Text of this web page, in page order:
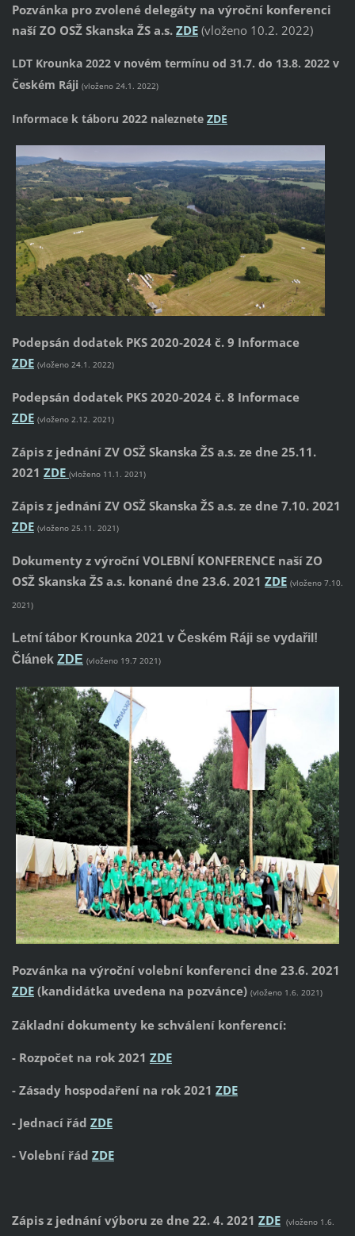
Pozvánka pro zvolené delegáty na výroční konferenci
naší ZO OSŽ Skanska ŽS a.s. ZDE (vloženo 10.2. 2022)
LDT Krounka 2022 v novém termínu od 31.7. do 13.8. 2022 v
Českém Ráji (vloženo 24.1. 2022)
Informace k táboru 2022 naleznete ZDE
Podepsán dodatek PKS 2020-2024 č. 9 Informace
ZDE (vloženo 24.1. 2022)
Podepsán dodatek PKS 2020-2024 č. 8 Informace
ZDE (vloženo 2.12. 2021)
Zápis z jednání ZV OSŽ Skanska ŽS a.s. ze dne 25.11.
2021 ZDE (vloženo 11.1. 2021)
Zápis z jednání ZV OSŽ Skanska ŽS a.s. ze dne 7.10. 2021
ZDE (vloženo 25.11. 2021)
Dokumenty z výroční VOLEBNÍ KONFERENCE naší ZO
OSŽ Skanska ŽS a.s. konané dne 23.6. 2021 ZDE (vloženo 7.10.
2021)
Letní tábor Krounka 2021 v Českém Ráji se vydařil!
Článek ZDE (vloženo 19.7 2021)
Pozvánka na výroční volební konferenci dne 23.6. 2021
ZDE(kandidátka uvedena na pozvánce) (vloženo 1.6. 2021)
Základní dokumenty ke schválení konferencí:
- Rozpočet na rok 2021 ZDE
- Zásady hospodaření na rok 2021 ZDE
- Jednací řád ZDE
- Volební řád ZDE
Zápis z jednání výboru ze dne 22. 4. 2021 ZDE (vloženo 1.6.